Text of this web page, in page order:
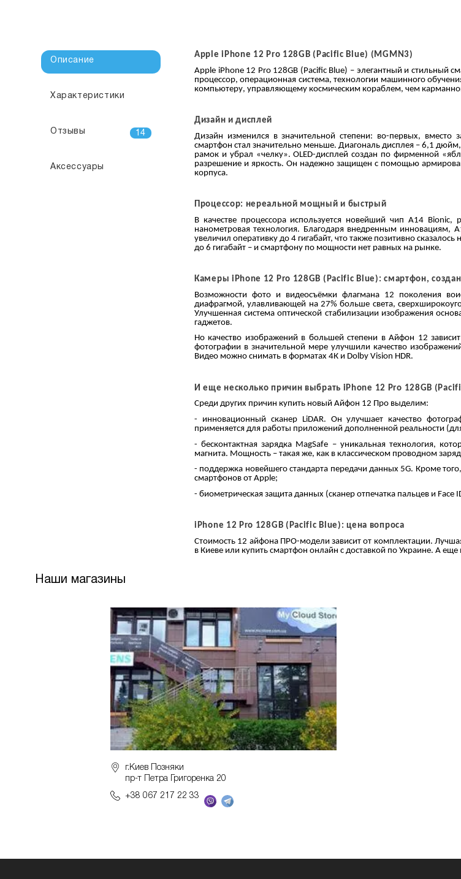
Описание
Характеристики
Отзывы 14
Аксессуары
Apple iPhone 12 Pro 128GB (Pacific Blue) (MGMN3)
Apple iPhone 12 Pro 128GB (Pacific Blue) – элегантный и
процессор, операционная система, технологии машинного
компьютеру, управляющему космическим кораблем, чем
Дизайн и дисплей
Дизайн изменился в значительной степени: во-первых, вместо
смартфон стал значительно меньше. Диагональ дисплея – 6,1
рамок и убрал «челку». OLED-дисплей создан по фирменной
разрешение и яркость. Он надежно защищен с помощью
корпуса.
Процессор: нереальной мощный и быстрый
В качестве процессора используется новейший чип A14
нанометровая технология. Благодаря внедренным инновациям,
увеличил оперативку до 4 гигабайт, что также позитивно
до 6 гигабайт – и смартфону по мощности нет равных на рынке.
Камеры iPhone 12 Pro 128GB (Pacific Blue): смартфон,
Возможности фото и видеосъёмки флагмана 12 поколения
диафрагмой, улавливающей на 27% больше света,
Улучшенная система оптической стабилизации изображения
гаджетов.
Но качество изображений в большей степени в Айфон 12
фотографии в значительной мере улучшили качество
Видео можно снимать в форматах 4К и Dolby Vision HDR.
И еще несколько причин выбрать iPhone 12 Pro 128GB
Среди других причин купить новый Айфон 12 Про выделим:
- инновационный сканер LiDAR. Он улучшает качество
применяется для работы приложений дополненной реальности
- бесконтактная зарядка MagSafe – уникальная технология,
магнита. Мощность – такая же, как в классическом проводном
- поддержка новейшего стандарта передачи данных 5G. Кроме
смартфонов от Apple;
- биометрическая защита данных (сканер отпечатка пальцев и Face
iPhone 12 Pro 128GB (Pacific Blue): цена вопроса
Стоимость 12 айфона ПРО-модели зависит от комплектации.
в Киеве или купить смартфон онлайн с доставкой по Украине. А
Наши магазины
г.Киев Позняки
пр-т Петра Григоренка 20
+38 067 217 22 33